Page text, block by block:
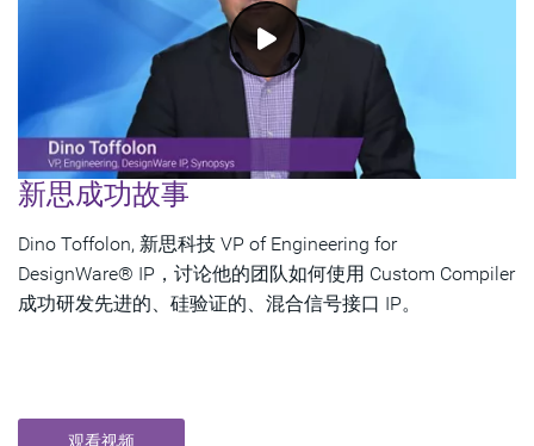
新思成功故事
Dino Toffolon, 新思科技 VP of Engineering for
DesignWare® IP，讨论他的团队如何使用 Custom Compiler
成功研发先进的、硅验证的、混合信号接口 IP。
观看视频